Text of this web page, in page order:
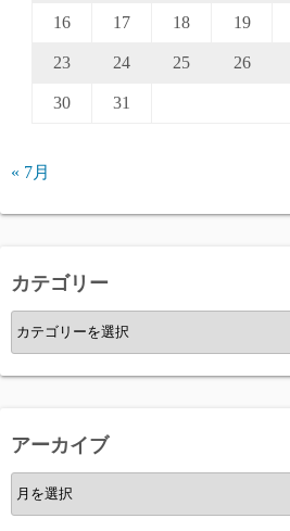
16 17 18 19
23 24 25 26
30 31
« 7月
カテゴリー
カ
テ
ゴ
ー
アーカイブ
ア
ー